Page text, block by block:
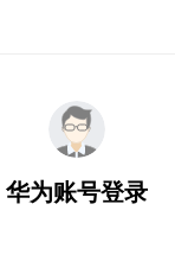
华为账号登录